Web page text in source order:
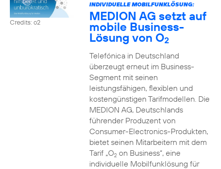
Credits: o2
INDIVIDUELLE MOBILFUNKLÖSUNG:
MEDION AG setzt auf
mobile Business-
Lösung von O2
Telefónica in Deutschland
überzeugt erneut im Business-
Segment mit seinen
leistungsfähigen, flexiblen und
kostengünstigen Tarifmodellen. Die
MEDION AG, Deutschlands
führender Produzent von
Consumer-Electronics-Produkten,
bietet seinen Mitarbeitern mit dem
Tarif „O2on Business“, eine
individuelle Mobilfunklösung für